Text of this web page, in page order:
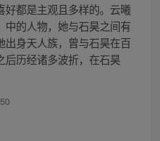
都是主观且多样的。云曦
中的人物，她与石昊之间有
出身天人族，曾与石昊在百
后历经诸多波折，在石昊